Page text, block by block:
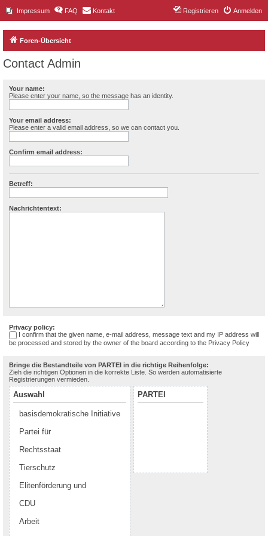
Impressum FAQ Kontakt Anmelden
Registrieren
Foren-Übersicht
Contact Admin
Your name:
Please enter your name, so the message has an identity.
Your email address:
Please enter a valid email address, so we can contact you.
Confirm email address:
Betreff:
Nachrichtentext:
Privacy policy:
I confirm that the given name, e-mail address, message text and my IP address will
be processed and stored by the owner of the board according to the Privacy Policy
Bringe die Bestandteile von PARTEI in die richtige Reihenfolge:
Zieh die richtigen Optionen in die korrekte Liste. So werden automatisierte
Registrierungen vermieden.
Auswahl
basisdemokratische Initiative
Partei für
Rechtsstaat
Tierschutz
Elitenförderung und
CDU
Arbeit
PARTEI